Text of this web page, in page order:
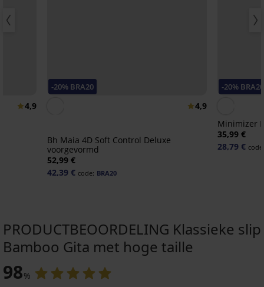
4,9
-20% BRA20
4,9
Bh Maia 4D Soft Control Deluxe
voorgevormd
52,99 €
42,39 € code: BRA20
-20% BRA20
Minimizer
35,99 €
28,79 € code:
PRODUCTBEOORDELING Klassieke slip
Bamboo Gita met hoge taille
98%